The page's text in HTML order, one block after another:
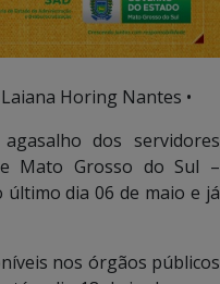
Horing Nantes •
dos servidores
Mato Grosso do Sul –
último dia 06 de maio e já
nos órgãos públicos